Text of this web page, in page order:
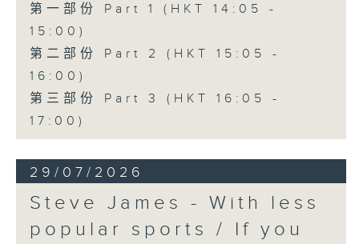
第一部份 Part 1 (HKT 14:05 -
15:00)
第二部份 Part 2 (HKT 15:05 -
16:00)
第三部份 Part 3 (HKT 16:05 -
17:00)
29/07/2026
Steve James - With less
popular sports / If you